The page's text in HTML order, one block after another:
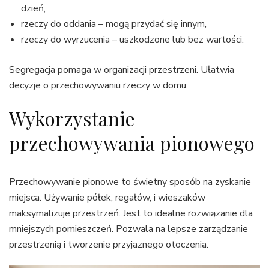
dzień,
rzeczy do oddania – mogą przydać się innym,
rzeczy do wyrzucenia – uszkodzone lub bez wartości.
Segregacja pomaga w organizacji przestrzeni. Ułatwia
decyzje o przechowywaniu rzeczy w domu.
Wykorzystanie
przechowywania pionowego
Przechowywanie pionowe to świetny sposób na zyskanie
miejsca. Używanie półek, regałów, i wieszaków
maksymalizuje przestrzeń. Jest to idealne rozwiązanie dla
mniejszych pomieszczeń. Pozwala na lepsze zarządzanie
przestrzenią i tworzenie przyjaznego otoczenia.